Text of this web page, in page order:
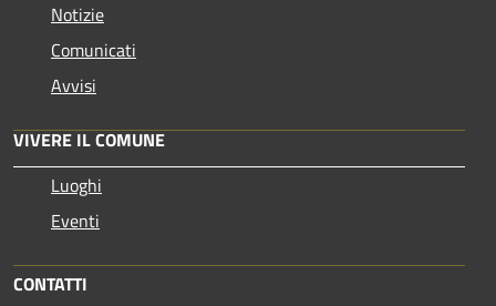
Notizie
Comunicati
Avvisi
VIVERE IL COMUNE
Luoghi
Eventi
CONTATTI